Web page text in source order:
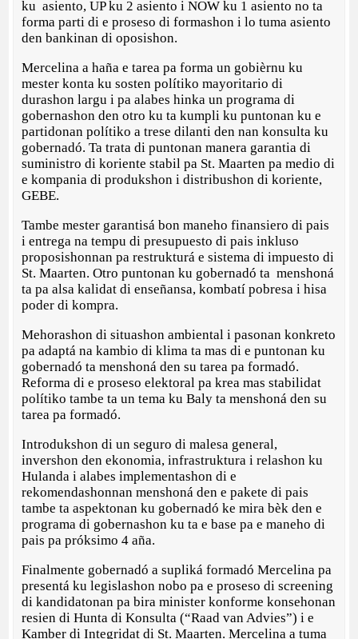
ku asiento, UP ku 2 asiento i NOW ku 1 asiento no ta
forma parti di e proseso di formashon i lo tuma asiento
den bankinan di oposishon.
Mercelina a haña e tarea pa forma un gobièrnu ku
mester konta ku sosten polítiko mayoritario di
durashon largu i pa alabes hinka un programa di
gobernashon den otro ku ta kumpli ku puntonan ku e
partidonan polítiko a trese dilanti den nan konsulta ku
gobernadó. Ta trata di puntonan manera garantia di
suministro di koriente stabil pa St. Maarten pa medio di
e kompania di produkshon i distribushon di koriente,
GEBE.
Tambe mester garantisá bon maneho finansiero di pais
i entrega na tempu di presupuesto di pais inkluso
proposishonnan pa restrukturá e sistema di impuesto di
St. Maarten. Otro puntonan ku gobernadó ta menshoná
ta pa alsa kalidat di enseñansa, kombatí pobresa i hisa
poder di kompra.
Mehorashon di situashon ambiental i pasonan konkreto
pa adaptá na kambio di klima ta mas di e puntonan ku
gobernadó ta menshoná den su tarea pa formadó.
Reforma di e proseso elektoral pa krea mas stabilidat
polítiko tambe ta un tema ku Baly ta menshoná den su
tarea pa formadó.
Introdukshon di un seguro di malesa general,
invershon den ekonomia, infrastruktura i relashon ku
Hulanda i alabes implementashon di e
rekomendashonnan menshoná den e pakete di pais
tambe ta aspektonan ku gobernadó ke mira bèk den e
programa di gobernashon ku ta e base pa e maneho di
pais pa próksimo 4 aña.
Finalmente gobernadó a supliká formadó Mercelina pa
presentá ku legislashon nobo pa e proseso di screening
di kandidatonan pa bira minister konforme konsehonan
resien di Hunta di Konsulta (“Raad van Advies”) i e
Kamber di Integridat di St. Maarten. Mercelina a tuma